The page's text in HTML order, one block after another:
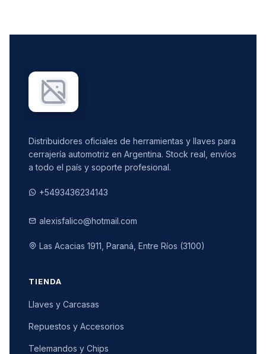
Distribuidores oficiales de herramientas y llaves para
cerrajería automotriz en Argentina. Stock real, envíos
a todo el país y soporte profesional.
+5493436234143
alexisfalico@hotmail.com
Las Acacias 1911, Paraná, Entre Ríos (3100)
TIENDA
Llaves y Carcasas
Repuestos y Accesorios
Telemandos y Chips